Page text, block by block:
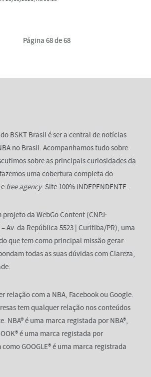
Página 68 de 68
BSKT Brasil é ser a central de notícias
no Brasil. Acompanhamos tudo sobre
sobre as principais curiosidades da
uma cobertura completa do
free agency. Site 100% INDEPENDENTE.
projeto da WebGo Content (CNPJ:
– Av. da República 5523 | Curitiba/PR), uma
que tem como principal missão gerar
todas as suas dúvidas com Clareza,
relação com a NBA, Facebook ou Google.
tem qualquer relação nos conteúdos
NBA® é uma marca registada por NBA®,
é uma marca registada por
como GOOGLE® é uma marca registrada